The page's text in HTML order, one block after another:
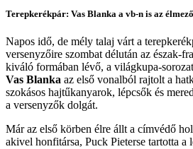
Terepkerékpár: Vas Blanka a vb-n is az
Napos idő, de mély talaj várt a
versenyzőire szombat délután az észak-
kiváló formában lévő, a világkupa-
Vas Blanka az első vonalból rajtolt a
szokásos hajtűkanyarok, lépcsők és
a versenyzők dolgát.
Már az első körben élre állt a címvédő
akivel honfitársa, Puck Pieterse tartotta a